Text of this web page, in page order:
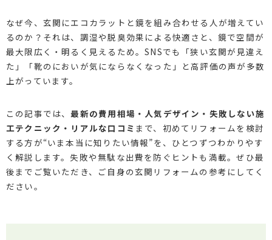
なぜ今、玄関にエコカラットと鏡を組み合わせる人が増えてい
るのか？それは、調湿や脱臭効果による快適さと、鏡で空間が
最大限広く・明るく見えるため。SNSでも「狭い玄関が見違え
た」「靴のにおいが気にならなくなった」と高評価の声が多数
上がっています。
この記事では、最新の費用相場・人気デザイン・失敗しない施
工テクニック・リアルな口コミ まで、初めてリフォームを検討
する方が“いま本当に知りたい情報”を、ひとつずつわかりやす
く解説します。失敗や無駄な出費を防ぐヒントも満載。ぜひ最
後までご覧いただき、ご自身の玄関リフォームの参考にしてく
ださい。